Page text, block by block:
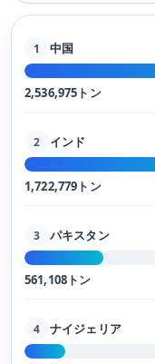
1 中国
2,536,975トン
2 インド
1,722,779トン
3 パキスタン
561,108トン
4 ナイジェリア